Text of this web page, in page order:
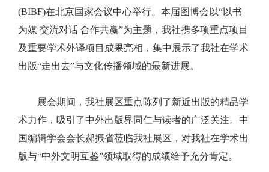
(BIBF)在北京国家会议中心举行。本届图博会以“以书
为媒 交流对话 合作共赢”为主题，我社携多项重点项目
及重要学术外译项目成果亮相，集中展示了我社在学术
出版“走出去”与文化传播领域的最新进展。
展会期间，我社展区重点陈列了新近出版的精品学
术力作，吸引了中外出版界同仁与读者的广泛关注。中
国编辑学会会长郝振省莅临我社展区，对我社在学术出
版与“中外文明互鉴”领域取得的成绩给予充分肯定。